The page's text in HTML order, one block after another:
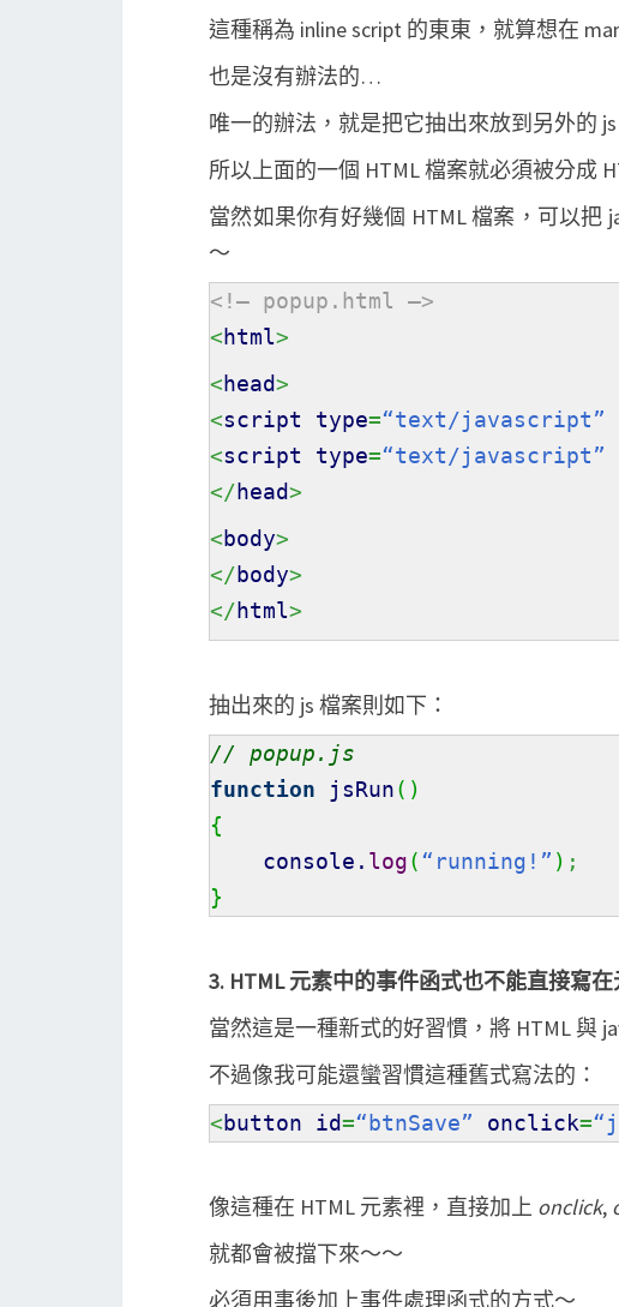
這種稱為 inline script 的東東，就算想在
也是沒有辦法的…
唯一的辦法，就是把它抽出來放到另外的
所以上面的一個 HTML 檔案就必須被分成
當然如果你有好幾個 HTML 檔案，可以把
～
<!– popup.html –>
<html>
<head>
<script type=“text/javascript”
<script type=“text/javascript”
</head>
<body>
</body>
</html>
抽出來的 js 檔案則如下：
// popup.js
function jsRun( )
{
console. log(“running!” ) ;
}
3. HTML 元素中的事件函式也不能直接寫
當然這是一種新式的好習慣，將 HTML 與
不過像我可能還蠻習慣這種舊式寫法的：
<button id=“btnSave” onclick=
像這種在 HTML 元素裡，直接加上 onclick,
就都會被擋下來～～
必須用事後加上事件處理函式的方式～